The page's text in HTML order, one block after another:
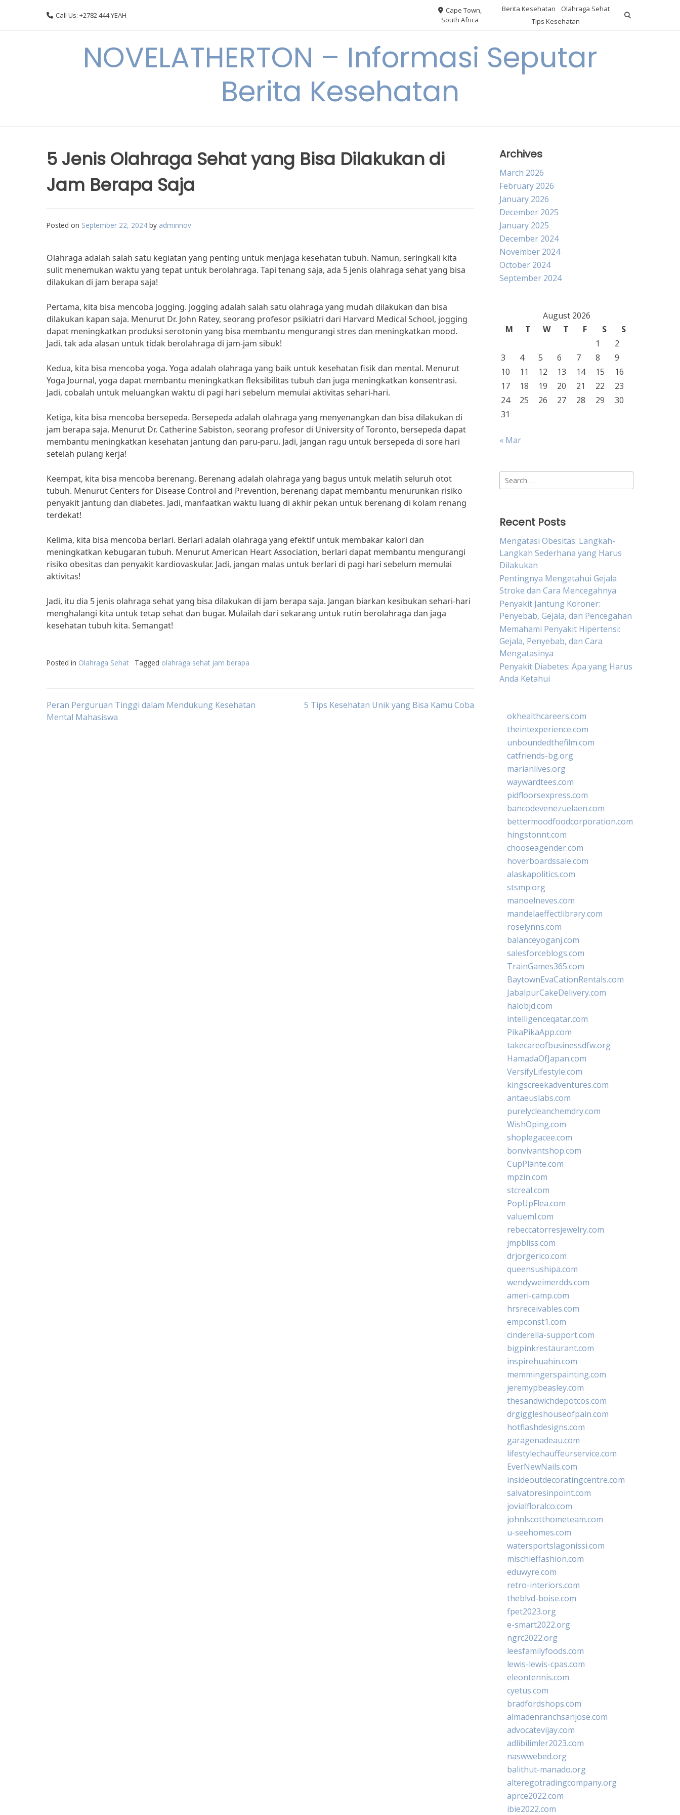
Call Us: +2782 444 YEAH
Cape Town,
South Africa
Berita Kesehatan
Olahraga Sehat
Tips Kesehatan
NOVELATHERTON – Informasi Seputar
Berita Kesehatan
5 Jenis Olahraga Sehat yang Bisa Dilakukan di
Jam Berapa Saja
Posted on September 22, 2024 by adminnov
Olahraga adalah salah satu kegiatan yang penting untuk menjaga kesehatan tubuh. Namun, seringkali kita
sulit menemukan waktu yang tepat untuk berolahraga. Tapi tenang saja, ada 5 jenis olahraga sehat yang bisa
dilakukan di jam berapa saja!
Pertama, kita bisa mencoba jogging. Jogging adalah salah satu olahraga yang mudah dilakukan dan bisa
dilakukan kapan saja. Menurut Dr. John Ratey, seorang profesor psikiatri dari Harvard Medical School, jogging
dapat meningkatkan produksi serotonin yang bisa membantu mengurangi stres dan meningkatkan mood.
Jadi, tak ada alasan untuk tidak berolahraga di jam-jam sibuk!
Kedua, kita bisa mencoba yoga. Yoga adalah olahraga yang baik untuk kesehatan fisik dan mental. Menurut
Yoga Journal, yoga dapat membantu meningkatkan fleksibilitas tubuh dan juga meningkatkan konsentrasi.
Jadi, cobalah untuk meluangkan waktu di pagi hari sebelum memulai aktivitas sehari-hari.
Ketiga, kita bisa mencoba bersepeda. Bersepeda adalah olahraga yang menyenangkan dan bisa dilakukan di
jam berapa saja. Menurut Dr. Catherine Sabiston, seorang profesor di University of Toronto, bersepeda dapat
membantu meningkatkan kesehatan jantung dan paru-paru. Jadi, jangan ragu untuk bersepeda di sore hari
setelah pulang kerja!
Keempat, kita bisa mencoba berenang. Berenang adalah olahraga yang bagus untuk melatih seluruh otot
tubuh. Menurut Centers for Disease Control and Prevention, berenang dapat membantu menurunkan risiko
penyakit jantung dan diabetes. Jadi, manfaatkan waktu luang di akhir pekan untuk berenang di kolam renang
terdekat!
Kelima, kita bisa mencoba berlari. Berlari adalah olahraga yang efektif untuk membakar kalori dan
meningkatkan kebugaran tubuh. Menurut American Heart Association, berlari dapat membantu mengurangi
risiko obesitas dan penyakit kardiovaskular. Jadi, jangan malas untuk berlari di pagi hari sebelum memulai
aktivitas!
Jadi, itu dia 5 jenis olahraga sehat yang bisa dilakukan di jam berapa saja. Jangan biarkan kesibukan sehari-hari
menghalangi kita untuk tetap sehat dan bugar. Mulailah dari sekarang untuk rutin berolahraga dan jaga
kesehatan tubuh kita. Semangat!
Posted in Olahraga Sehat Tagged olahraga sehat jam berapa
Post
Peran Perguruan Tinggi dalam Mendukung Kesehatan
Mental Mahasiswa
5 Tips Kesehatan Unik yang Bisa Kamu Coba
Archives
March 2026
February 2026
January 2026
December 2025
January 2025
December 2024
November 2024
October 2024
September 2024
August 2026
M
T W T F S
S
1
2
3
4 5 6 7 8
9
10
11 12 13 14 15
16
17
18 19 20 21 22
23
24
25 26 27 28 29
30
31
« Mar
Search
for:
Recent Posts
Mengatasi Obesitas: Langkah-
Langkah Sederhana yang Harus
Dilakukan
Pentingnya Mengetahui Gejala
Stroke dan Cara Mencegahnya
Penyakit Jantung Koroner:
Penyebab, Gejala, dan Pencegahan
Memahami Penyakit Hipertensi:
Gejala, Penyebab, dan Cara
Mengatasinya
Penyakit Diabetes: Apa yang Harus
Anda Ketahui
okhealthcareers.com
theintexperience.com
unboundedthefilm.com
catfriends-bg.org
marianlives.org
waywardtees.com
pidfloorsexpress.com
bancodevenezuelaen.com
bettermoodfoodcorporation.com
hingstonnt.com
chooseagender.com
hoverboardssale.com
alaskapolitics.com
stsmp.org
manoelneves.com
mandelaeffectlibrary.com
roselynns.com
balanceyoganj.com
salesforceblogs.com
TrainGames365.com
BaytownEvaCationRentals.com
JabalpurCakeDelivery.com
halobjd.com
intelligenceqatar.com
PikaPikaApp.com
takecareofbusinessdfw.org
HamadaOfJapan.com
VersifyLifestyle.com
kingscreekadventures.com
antaeuslabs.com
purelycleanchemdry.com
WishOping.com
shoplegacee.com
bonvivantshop.com
CupPlante.com
mpzin.com
stcreal.com
PopUpFlea.com
valueml.com
rebeccatorresjewelry.com
jmpbliss.com
drjorgerico.com
queensushipa.com
wendyweimerdds.com
ameri-camp.com
hrsreceivables.com
empconst1.com
cinderella-support.com
bigpinkrestaurant.com
inspirehuahin.com
memmingerspainting.com
jeremypbeasley.com
thesandwichdepotcos.com
drgiggleshouseofpain.com
hotflashdesigns.com
garagenadeau.com
lifestylechauffeurservice.com
EverNewNails.com
insideoutdecoratingcentre.com
salvatoresinpoint.com
jovialfloralco.com
johnlscotthometeam.com
u-seehomes.com
watersportslagonissi.com
mischieffashion.com
eduwyre.com
retro-interiors.com
theblvd-boise.com
fpet2023.org
e-smart2022.org
ngrc2022.org
leesfamilyfoods.com
lewis-lewis-cpas.com
eleontennis.com
cyetus.com
bradfordshops.com
almadenranchsanjose.com
advocatevijay.com
adlibilimler2023.com
naswwebed.org
balithut-manado.org
alteregotradingcompany.org
aprce2022.com
ibie2022.com